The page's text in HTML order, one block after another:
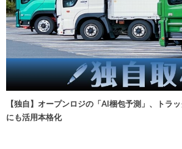
【独自】オープンロジの「AI梱包予測」、トラ
にも活用本格化